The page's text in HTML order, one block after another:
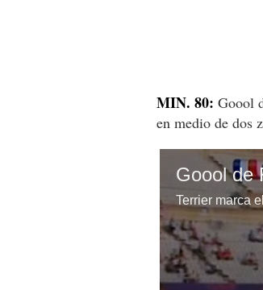
MIN. 80: Goool
en medio de dos